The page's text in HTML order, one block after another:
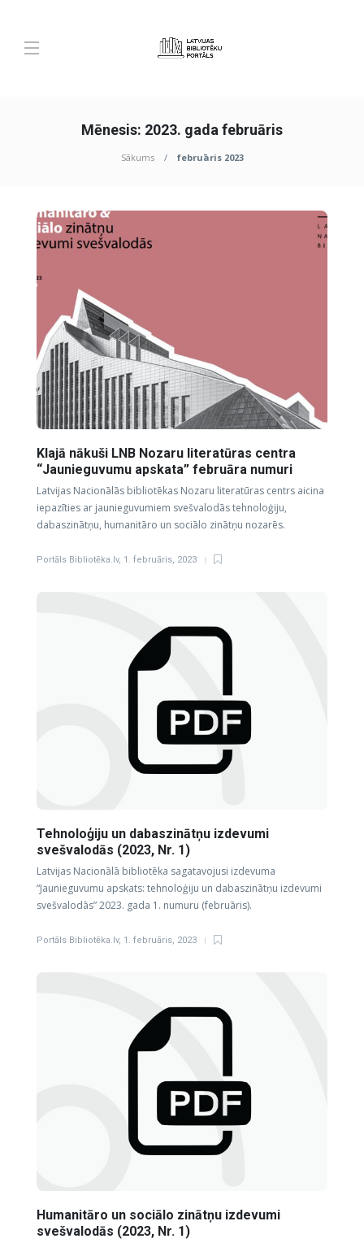
Mēnesis: 2023. gada februāris
Sākums februāris 2023
Klajā nākuši LNB Nozaru literatūras centra
“Jaunieguvumu apskata” februāra numuri
Latvijas Nacionālās bibliotēkas Nozaru literatūras centrs aicina
iepazīties ar jaunieguvumiem svešvalodās tehnoloģiju,
dabaszinātņu, humanitāro un sociālo zinātņu nozarēs.
Portāls Bibliotēka.lv, 1. februāris, 2023
Tehnoloģiju un dabaszinātņu izdevumi
svešvalodās (2023, Nr. 1)
Latvijas Nacionālā bibliotēka sagatavojusi izdevuma
“Jaunieguvumu apskats: tehnoloģiju un dabaszinātņu izdevumi
svešvalodās” 2023. gada 1. numuru (februāris).
Portāls Bibliotēka.lv, 1. februāris, 2023
Humanitāro un sociālo zinātņu izdevumi
svešvalodās (2023, Nr. 1)